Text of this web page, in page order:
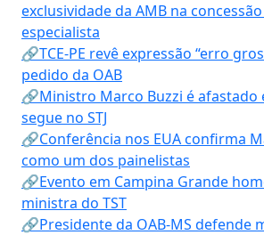
exclusividade da AMB na
especialista
🔗TCE-PE revê expressão “erro
pedido da OAB
🔗Ministro Marco Buzzi é afastado
segue no STJ
🔗Conferência nos EUA confirma
como um dos painelistas
🔗Evento em Campina Grande
ministra do TST
🔗Presidente da OAB-MS defende